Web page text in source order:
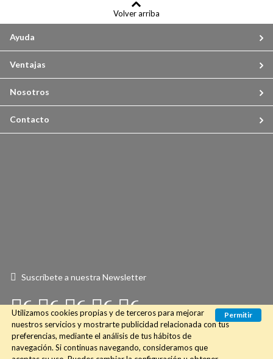
Volver arriba
Ayuda
Ventajas
Nosotros
Contacto
Suscríbete a nuestra Newsletter
Connect
with
Us
Connect
with
Us
Connect
with
Us
Connect
with
Us
Connect
with
Us
Utilizamos cookies propias y de terceros para mejorar
nuestros servicios y mostrarte publicidad relacionada con tus
preferencias, mediante el análisis de tus hábitos de
navegación. Si continuas navegando, consideramos que
Permitir